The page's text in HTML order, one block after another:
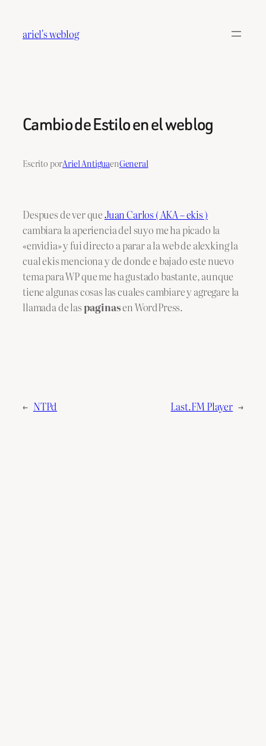
contenido
ariel's weblog
Cambio de Estilo en el weblog
Escrito porAriel AntiguaenGeneral
Despues de ver queJuan Carlos ( AKA – ekis )
cambiara la aperiencia del suyo me ha picado la
«envidia» y fui directo a parar a la web de alexking la
cual ekis menciona y de donde e bajado este nuevo
tema para WP que me ha gustado bastante, aunque
tiene algunas cosas las cuales cambiare y agregare la
llamada de laspaginasen WordPress.
← NTPd Last.FM Player →